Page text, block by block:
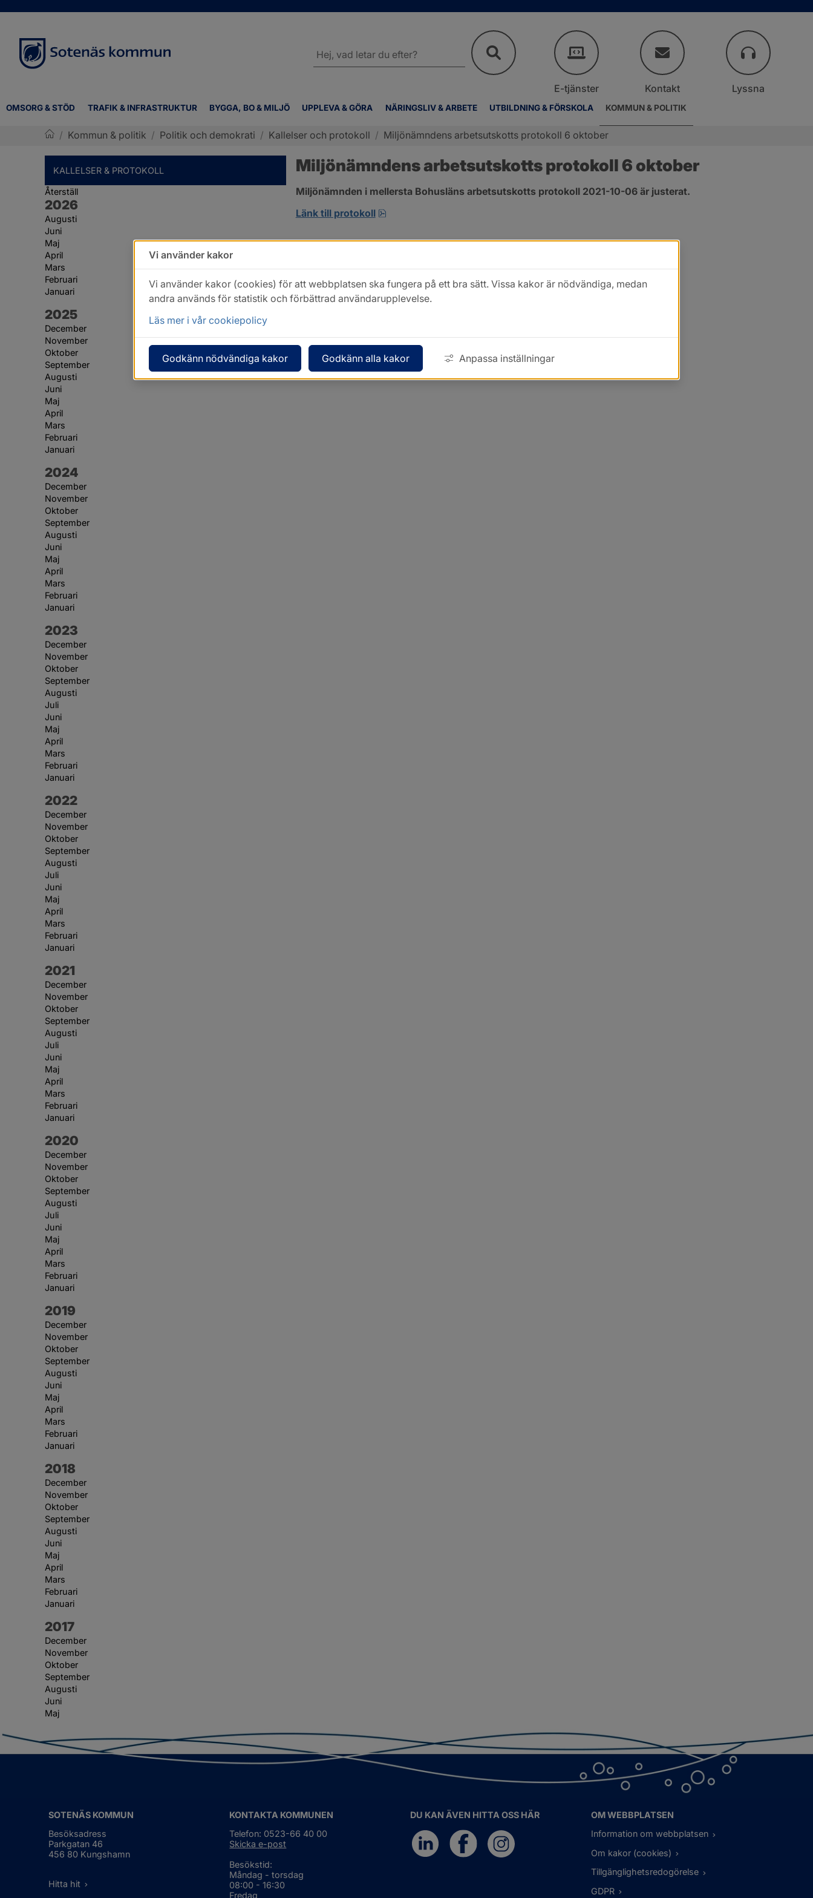
OMSORG & STÖD TRAFIK & INFRASTRUKTUR BYGGA, BO & MILJÖ UPPLEVA & GÖRA NÄRINGSLIV & ARBETE UTBILDNING & FÖRSKOLA KOMMUN & POLITIK
webbplatsen
E-tjänster Kontakt Lyssna
/ Kommun & politik / Politik och demokrati / Kallelser och protokoll / Miljönämndens arbetsutskotts protokoll 6 oktober
KALLELSER & PROTOKOLL
Återställ
År:
2026
Augusti
Juni
Maj
April
Mars
Februari
Januari
År:
2025
December
November
Oktober
September
Augusti
Juni
Maj
April
Mars
Februari
Januari
År:
2024
December
November
Oktober
September
Augusti
Juni
Maj
April
Mars
Februari
Januari
År:
2023
December
November
Oktober
September
Augusti
Juli
Juni
Maj
April
Mars
Februari
Januari
År:
2022
December
November
Oktober
September
Augusti
Juli
Juni
Maj
April
Mars
Februari
Januari
År:
2021
December
November
Oktober
September
Augusti
Juli
Juni
Maj
April
Mars
Februari
Januari
År:
2020
December
November
Oktober
September
Augusti
Juli
Juni
Maj
April
Mars
Februari
Januari
År:
2019
December
November
Oktober
September
Augusti
Juni
Maj
April
Mars
Februari
Januari
År:
2018
December
November
Oktober
September
Augusti
Juni
Maj
April
Mars
Februari
Januari
År:
2017
December
November
Oktober
September
Augusti
Juni
Maj
Miljönämndens arbetsutskotts protokoll 6 oktober
Miljönämnden i mellersta Bohusläns arbetsutskotts protokoll 2021-10-06 är justerat.
Länk till protokoll
pdf, 1.3 MB, öppnas i nytt fönster.
SOTENÄS KOMMUN
Besöksadress
Parkgatan 46
456 80 Kungshamn
Hitta hit
KONTAKTA KOMMUNEN
Telefon: 0523-66 40 00
Skicka e-post
Besökstid:
Måndag - torsdag
08:00 - 16:30
Fredag
DU KAN ÄVEN HITTA OSS HÄR
OM WEBBPLATSEN
Information om webbplatsen
Om kakor (cookies)
Tillgänglighetsredogörelse
GDPR
Vi använder kakor
Vi använder kakor (cookies) för att webbplatsen ska fungera på ett bra sätt. Vissa kakor är nödvändiga, medan
andra används för statistik och förbättrad användarupplevelse.
Läs mer i vår cookiepolicy
Godkänn nödvändiga kakor Godkänn alla kakor Anpassa inställningar